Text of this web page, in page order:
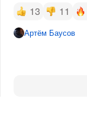
13 11
Артём Баусов